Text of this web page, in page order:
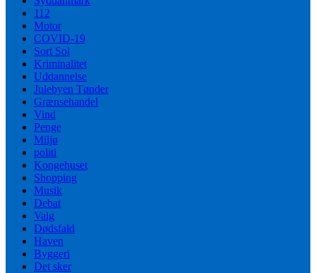
112
Motor
COVID-19
Sort Sol
Kriminalitet
Uddannelse
Julebyen Tønder
Grænsehandel
Vind
Penge
Miljø
politi
Kongehuset
Shopping
Musik
Debat
Valg
Dødsfald
Haven
Byggeri
Det sker